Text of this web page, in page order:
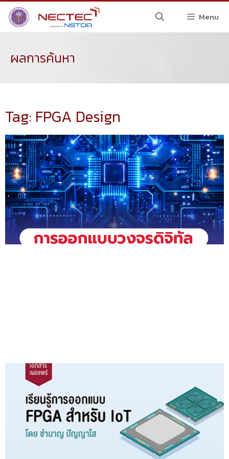
Menu
ผลการค้นหา
Tag: FPGA Design